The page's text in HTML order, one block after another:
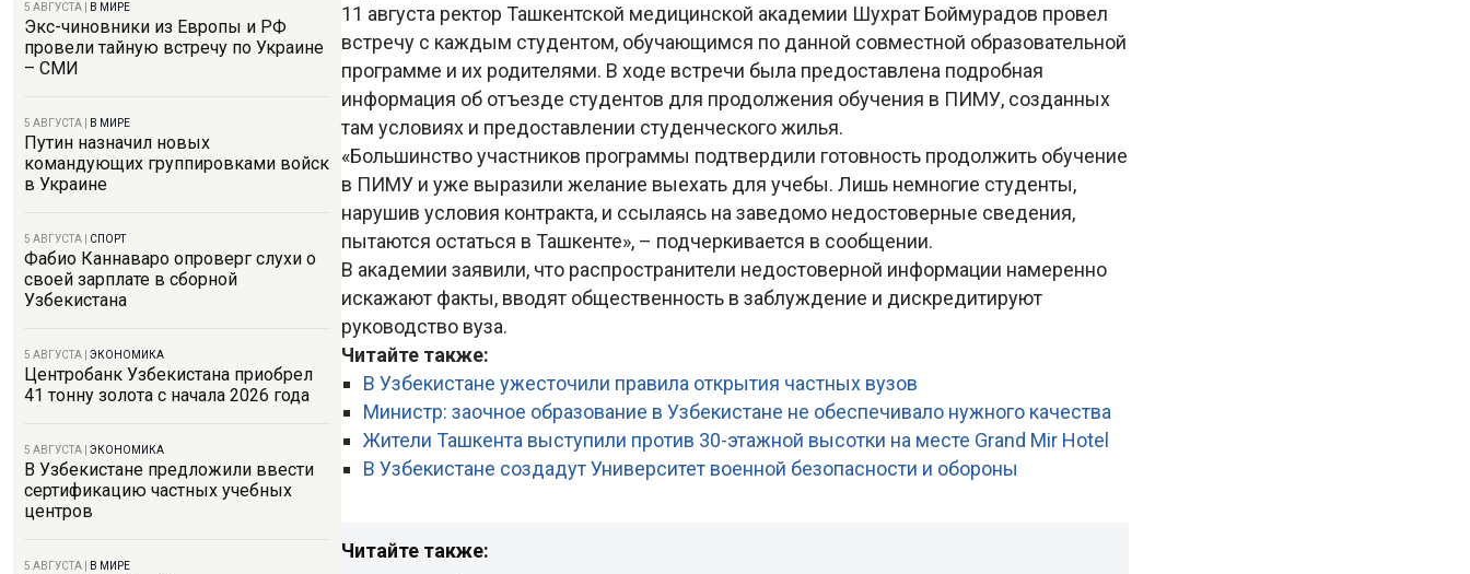
5 АВГУСТА В МИРЕ
Экс-чиновники из Европы и РФ
провели тайную встречу по Украине
– СМИ
5 АВГУСТА В МИРЕ
Путин назначил новых
командующих группировками войск
в Украине
5 АВГУСТА СПОРТ
Фабио Каннаваро опроверг слухи о
своей зарплате в сборной
Узбекистана
5 АВГУСТА ЭКОНОМИКА
Центробанк Узбекистана приобрел
41 тонну золота с начала 2026 года
5 АВГУСТА ЭКОНОМИКА
В Узбекистане предложили ввести
сертификацию частных учебных
центров
5 АВГУСТА В МИРЕ
11 августа ректор Ташкентской медицинской академии Шухрат Боймурадов провел
встречу с каждым студентом, обучающимся по данной совместной образовательной
программе и их родителями. В ходе встречи была предоставлена подробная
информация об отъезде студентов для продолжения обучения в ПИМУ, созданных
там условиях и предоставлении студенческого жилья.
«Большинство участников программы подтвердили готовность продолжить обучение
в ПИМУ и уже выразили желание выехать для учебы. Лишь немногие студенты,
нарушив условия контракта, и ссылаясь на заведомо недостоверные сведения,
пытаются остаться в Ташкенте», – подчеркивается в сообщении.
В академии заявили, что распространители недостоверной информации намеренно
искажают факты, вводят общественность в заблуждение и дискредитируют
руководство вуза.
Читайте также:
В Узбекистане ужесточили правила открытия частных вузов
Министр: заочное образование в Узбекистане не обеспечивало нужного качества
Жители Ташкента выступили против 30-этажной высотки на месте Grand Mir Hotel
В Узбекистане создадут Университет военной безопасности и обороны
Читайте также: